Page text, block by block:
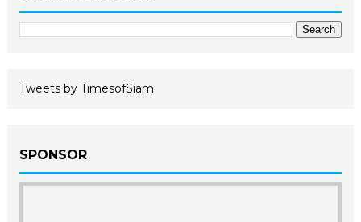
Tweets by TimesofSiam
SPONSOR